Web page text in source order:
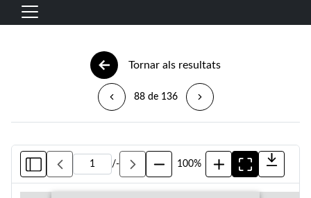
Vés al contingut
Navegació principal
Tornar als resultats
88 de 136
/- 100%